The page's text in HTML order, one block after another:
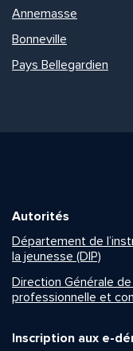
Annemasse
Bonneville
Pays Bellegardien
Autorités
Département de
la jeunesse (DIP)
Direction Générale
professionnelle et
Inscription aux e-